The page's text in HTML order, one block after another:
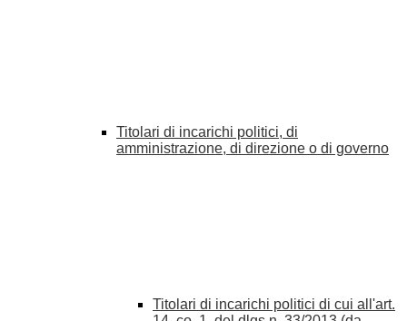
Titolari di incarichi politici, di
amministrazione, di direzione o di governo
Titolari di incarichi politici di cui all'art.